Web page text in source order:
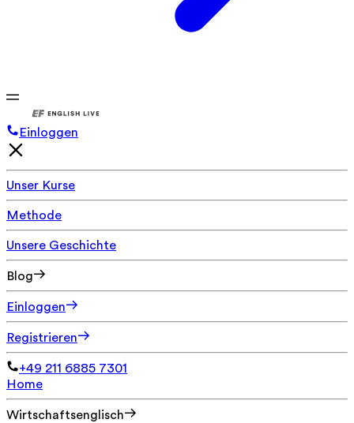
Einloggen
Unser Kurse
Methode
Unsere Geschichte
Blog
Einloggen
Registrieren
+49 211 6885 7301
Home
Wirtschaftsenglisch